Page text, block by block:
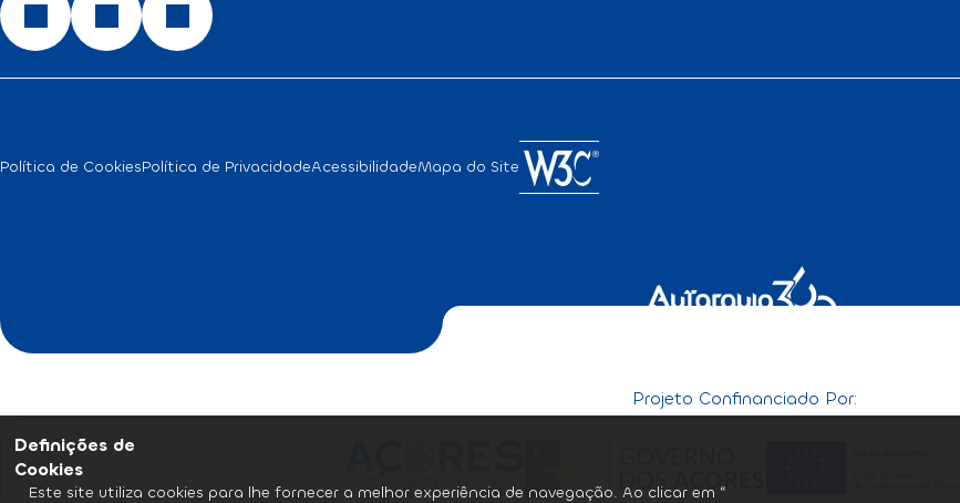
Definições de
Cookies
Este site utiliza cookies para lhe fornecer a melhor experiência de navegação. Ao clicar em “
Política de CookiesPolítica de PrivacidadeAcessibilidadeMapa do Site
Projeto Confinanciado Por: